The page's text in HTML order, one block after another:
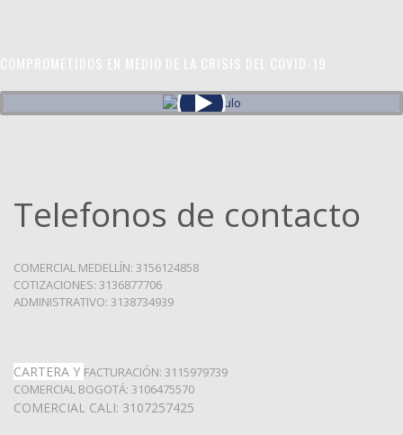
COMPROMETIDOS EN MEDIO DE LA CRISIS DEL COVID-19
Telefonos de contacto
COMERCIAL MEDELLÍN: 3156124858
COTIZACIONES: 3136877706
ADMINISTRATIVO: 3138734939
CARTERA Y FACTURACIÓN: 3115979739
COMERCIAL BOGOTÁ: 3106475570
COMERCIAL CALI: 3107257425